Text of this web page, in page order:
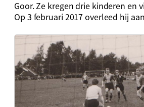
Goor. Ze kregen drie kinderen en
Op 3 februari 2017 overleed hij